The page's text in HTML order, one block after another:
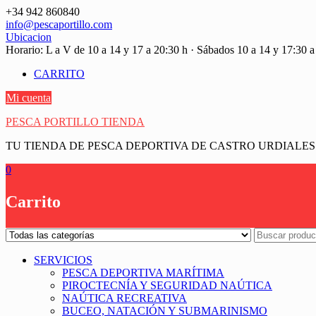
Saltar
contenido
+34 942 860840
info@pescaportillo.com
Ubicacion
Horario: L a V de 10 a 14 y 17 a 20:30 h · Sábados 10 a 14 y 17:30
CARRITO
Mi cuenta
PESCA PORTILLO TIENDA
TU TIENDA DE PESCA DEPORTIVA DE CASTRO URDIALES
0
Carrito
SERVICIOS
PESCA DEPORTIVA MARÍTIMA
PIROCTECNÍA Y SEGURIDAD NAÚTICA
NAÚTICA RECREATIVA
BUCEO, NATACIÓN Y SUBMARINISMO